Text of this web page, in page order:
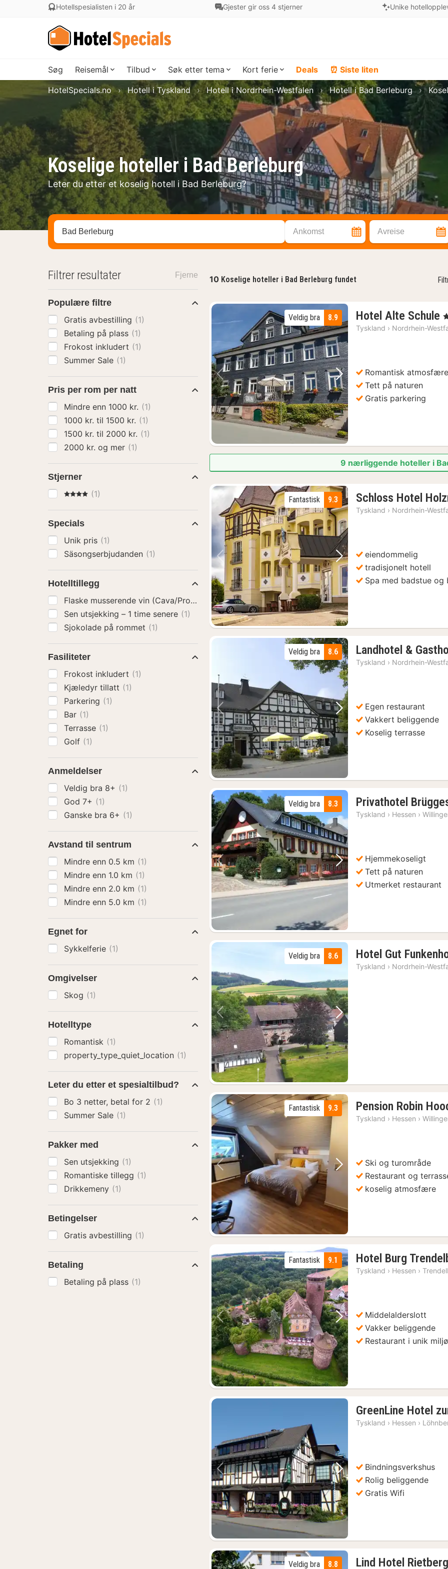
Hotellspesialisten i 20 år Gjester gir oss 4 stjerner Unike
Søg Reisemål Tilbud Søk etter tema Kort ferie Deals ⏰ Siste liten
Koselige hoteller i Bad Berleburg
Leter du etter et koselig hotell i Bad Berleburg?
HotelSpecials.no Hotell i Tyskland Hotell i Nordrhein-Westfalen Hotell i Bad Berleburg
Søk hotell, region eller by Ankomst Avreise
10 Koselige hoteller i Bad Berleburg fundet
Forrige bilde Neste bilde
8.9
Veldig bra Hotel Alte Schule ,
Tyskland › Nordrhein-
Romantisk atmosfære
Tett på naturen
Gratis parkering
9 nærliggende hoteller i
Forrige bilde Neste bilde
9.3
Fantastisk Schloss Hotel
Tyskland › Nordrhein-
eiendommelig
tradisjonelt hotell
Spa med badstue og
Forrige bilde Neste bilde
8.6
Veldig bra Landhotel &
Tyskland › Nordrhein-
Egen restaurant
Vakkert beliggende
Koselig terrasse
Forrige bilde Neste bilde
8.3
Veldig bra Privathotel
Tyskland › Hessen ›
Hjemmekoseligt
Tett på naturen
Utmerket restaurant
Forrige bilde Neste bilde
8.6
Veldig bra Hotel Gut
Tyskland › Nordrhein-
Forrige bilde Neste bilde
9.3
Fantastisk Pension Robin
Tyskland › Hessen ›
Ski og turområde
Restaurant og
koselig atmosfære
Forrige bilde Neste bilde
9.1
Fantastisk Hotel Burg
Tyskland › Hessen ›
Middelalderslott
Vakker beliggende
Restaurant i unik miljø
Forrige bilde Neste bilde
GreenLine Hotel
Tyskland › Hessen ›
Bindningsverkshus
Rolig beliggende
Gratis Wifi
8.8
Veldig bra Lind Hotel Rietberg
Filtrer resultater Fjerne
Populære filtre
Gratis avbestilling (1)
Betaling på plass (1)
Frokost inkludert (1)
Summer Sale (1)
Pris per rom per natt
Mindre enn 1000 kr. (1)
1000 kr. til 1500 kr. (1)
1500 kr. til 2000 kr. (1)
2000 kr. og mer (1)
Stjerner
4 Stjerner
(1)
Specials
Unik pris (1)
Säsongserbjudanden (1)
Hotelltillegg
Flaske musserende vin (Cava/Prosecco)(1)
Sen utsjekking – 1 time senere (1)
Sjokolade på rommet (1)
Fasiliteter
Frokost inkludert (1)
Kjæledyr tillatt (1)
Parkering (1)
Bar (1)
Terrasse (1)
Golf (1)
Anmeldelser
Veldig bra 8+ (1)
God 7+ (1)
Ganske bra 6+ (1)
Avstand til sentrum
Mindre enn 0.5 km (1)
Mindre enn 1.0 km (1)
Mindre enn 2.0 km (1)
Mindre enn 5.0 km (1)
Egnet for
Sykkelferie (1)
Omgivelser
Skog (1)
Hotelltype
Romantisk (1)
property_type_quiet_location (1)
Leter du etter et spesialtilbud?
Bo 3 netter, betal for 2 (1)
Summer Sale (1)
Pakker med
Sen utsjekking (1)
Romantiske tillegg (1)
Drikkemeny (1)
Betingelser
Gratis avbestilling (1)
Betaling
Betaling på plass (1)